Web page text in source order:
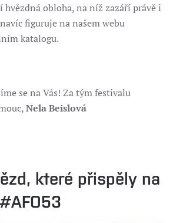
obloha, na níž zazáří právě i
figuruje na našem webu
katalogu.
se na Vás! Za tým festivalu
Nela Beislová
které přispěly na